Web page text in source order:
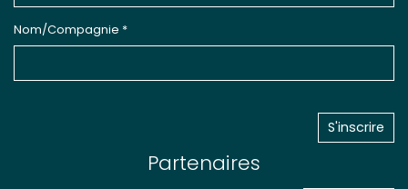
Nom/Compagnie *
Partenaires